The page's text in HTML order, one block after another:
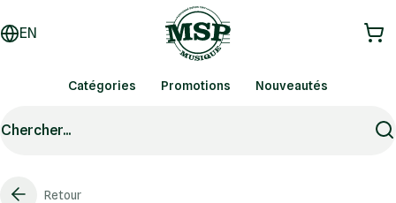
EN
Catégories Promotions Nouveautés
Chercher...
Retour